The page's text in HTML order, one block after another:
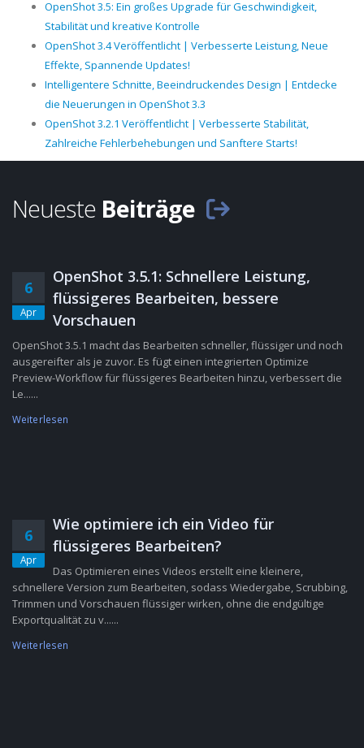
OpenShot 3.5: Ein großes Upgrade für Geschwindigkeit,
Stabilität und kreative Kontrolle
OpenShot 3.4 Veröffentlicht | Verbesserte Leistung, Neue
Effekte, Spannende Updates!
Intelligentere Schnitte, Beeindruckendes Design | Entdecke
die Neuerungen in OpenShot 3.3
OpenShot 3.2.1 Veröffentlicht | Verbesserte Stabilität,
Zahlreiche Fehlerbehebungen und Sanftere Starts!
Neueste Beiträge
6
Apr
OpenShot 3.5.1: Schnellere Leistung,
flüssigeres Bearbeiten, bessere
Vorschauen
OpenShot 3.5.1 macht das Bearbeiten schneller, flüssiger und noch
ausgereifter als je zuvor. Es fügt einen integrierten Optimize
Preview-Workflow für flüssigeres Bearbeiten hinzu, verbessert die
Le......
Weiterlesen
6
Apr
Wie optimiere ich ein Video für
flüssigeres Bearbeiten?
Das Optimieren eines Videos erstellt eine kleinere,
schnellere Version zum Bearbeiten, sodass Wiedergabe, Scrubbing,
Trimmen und Vorschauen flüssiger wirken, ohne die endgültige
Exportqualität zu v......
Weiterlesen